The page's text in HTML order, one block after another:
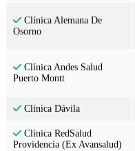
Clínica Alemana De
Osorno
Clínica Andes Salud
Puerto Montt
Clínica Dávila
Clínica RedSalud
Providencia (Ex Avansalud)